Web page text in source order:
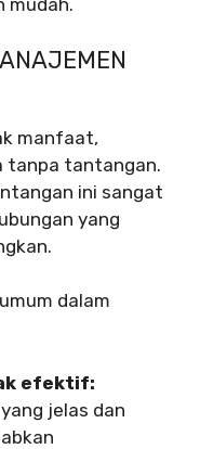
mudah.
manfaat,
tanpa tantangan.
ini sangat
yang
dalam
efektif:
jelas dan